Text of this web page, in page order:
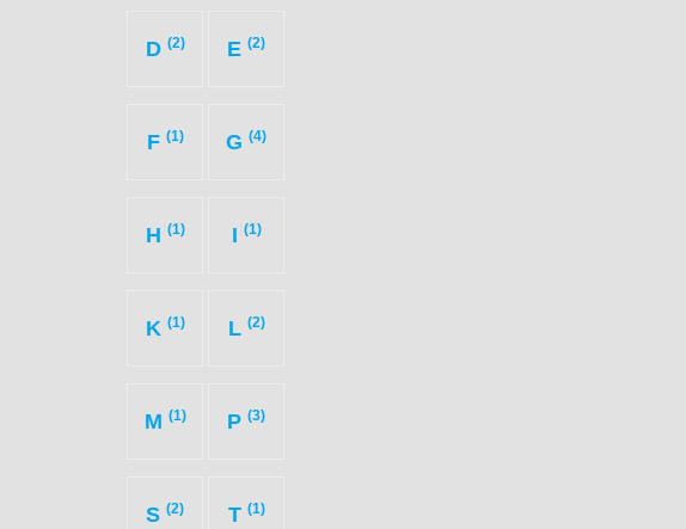
D (2) E (2)
F (1) G (4)
H (1) I (1)
K (1) L (2)
M (1) P (3)
S (2) T (1)